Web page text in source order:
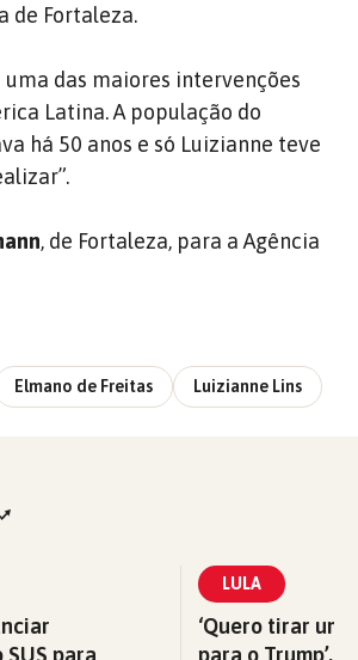
de Fortaleza.
uma das maiores intervenções
Latina. A população do
há 50 anos e só Luizianne teve
, de Fortaleza, para a Agência
Elmano de Freitas Luizianne Lins
para
LULA
‘Quero tirar
para o Trump’,